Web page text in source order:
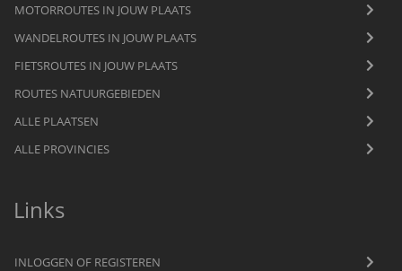
MOTORROUTES IN JOUW PLAATS
WANDELROUTES IN JOUW PLAATS
FIETSROUTES IN JOUW PLAATS
ROUTES NATUURGEBIEDEN
ALLE PLAATSEN
ALLE PROVINCIES
Links
INLOGGEN OF REGISTEREN